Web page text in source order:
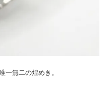
一無二の煌めき。